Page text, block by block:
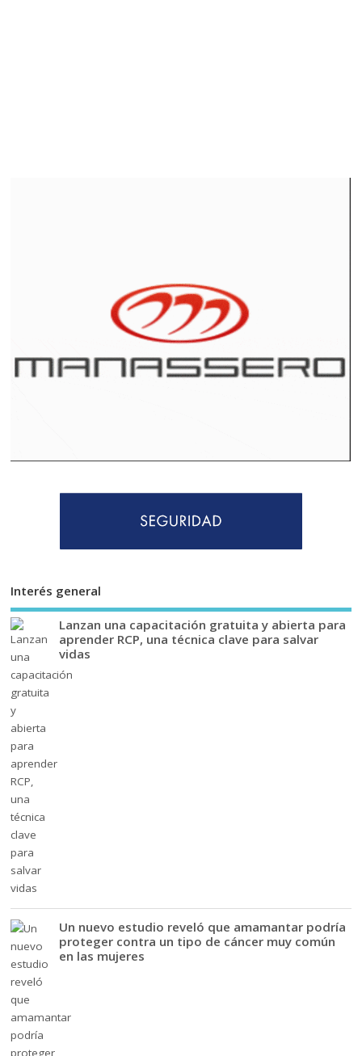
Interés general
Lanzan una capacitación gratuita y abierta para
aprender RCP, una técnica clave para salvar
vidas
Un nuevo estudio reveló que amamantar podría
proteger contra un tipo de cáncer muy común
en las mujeres